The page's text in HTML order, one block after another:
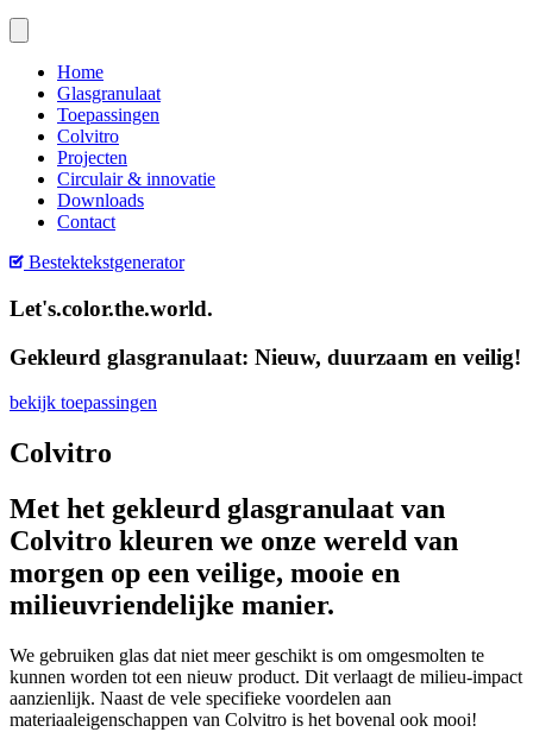
Home
Glasgranulaat
Toepassingen
Colvitro
Projecten
Circulair & innovatie
Downloads
Contact
Bestektekstgenerator
Let's.color.the.world.
Gekleurd glasgranulaat: Nieuw, duurzaam en veilig!
bekijk toepassingen
Colvitro
Met het gekleurd glasgranulaat van
Colvitro kleuren we onze wereld van
morgen op een veilige, mooie en
milieuvriendelijke manier.
We gebruiken glas dat niet meer geschikt is om omgesmolten te
kunnen worden tot een nieuw product. Dit verlaagt de milieu-impact
aanzienlijk. Naast de vele specifieke voordelen aan
materiaaleigenschappen van Colvitro is het bovenal ook mooi!